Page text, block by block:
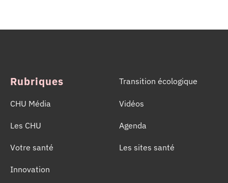
Rubriques
CHU Média
Les CHU
Votre santé
Innovation
Transition écologique
Vidéos
Agenda
Les sites santé